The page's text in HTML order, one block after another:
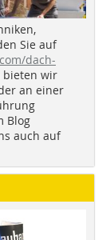
Sie auf
dach-
bieten wir
an einer
Blog
auch auf